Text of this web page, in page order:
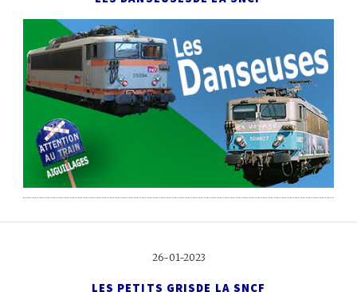
26-01-2023
LES PETITS GRISDE LA SNCF